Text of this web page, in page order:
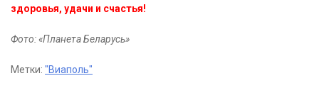
здоровья, удачи и счастья!
Фото: «Планета Беларусь»
Метки: "Виаполь"